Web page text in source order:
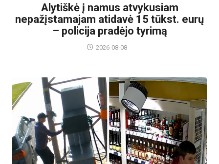
Alytiškė į namus atvykusiam
nepažįstamajam atidavė 15 tūkst. eurų
– policija pradėjo tyrimą
2026-08-08